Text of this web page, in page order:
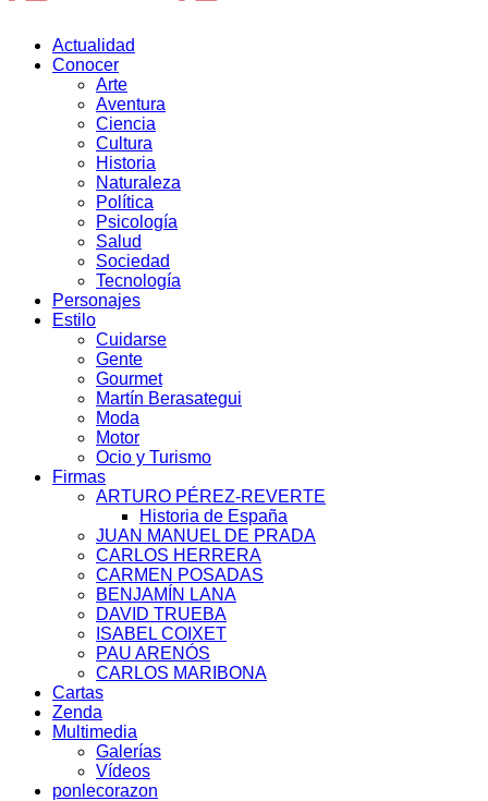
Actualidad
Conocer
Arte
Aventura
Ciencia
Cultura
Historia
Naturaleza
Política
Psicología
Salud
Sociedad
Tecnología
Personajes
Estilo
Cuidarse
Gente
Gourmet
Martín Berasategui
Moda
Motor
Ocio y Turismo
Firmas
ARTURO PÉREZ-REVERTE
Historia de España
JUAN MANUEL DE PRADA
CARLOS HERRERA
CARMEN POSADAS
BENJAMÍN LANA
DAVID TRUEBA
ISABEL COIXET
PAU ARENÓS
CARLOS MARIBONA
Cartas
Zenda
Multimedia
Galerías
Vídeos
ponlecorazon